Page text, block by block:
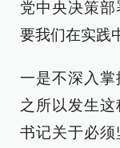
党中央决策
要我们在实践
一是不深入掌
之所以发生
书记关于必